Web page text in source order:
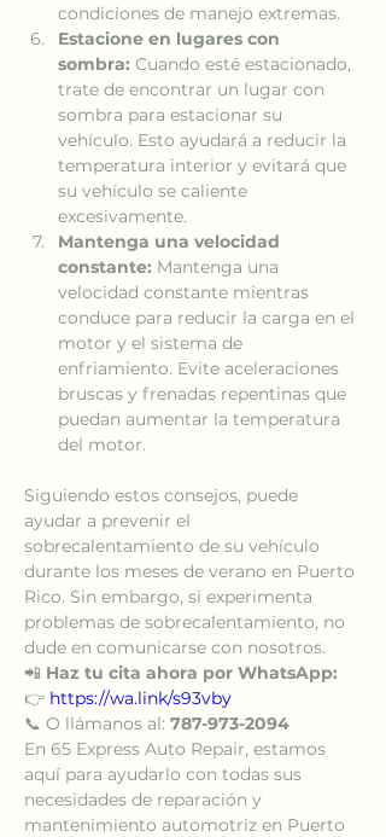
condiciones de manejo extremas.
Estacione en lugares con
sombra: Cuando esté estacionado,
trate de encontrar un lugar con
sombra para estacionar su
vehículo. Esto ayudará a reducir la
temperatura interior y evitará que
su vehículo se caliente
excesivamente.
Mantenga una velocidad
constante: Mantenga una
velocidad constante mientras
conduce para reducir la carga en el
motor y el sistema de
enfriamiento. Evite aceleraciones
bruscas y frenadas repentinas que
puedan aumentar la temperatura
del motor.
Siguiendo estos consejos, puede
ayudar a prevenir el
sobrecalentamiento de su vehículo
durante los meses de verano en Puerto
Rico. Sin embargo, si experimenta
problemas de sobrecalentamiento, no
dude en comunicarse con nosotros.
📲 Haz tu cita ahora por WhatsApp:
👉 https://wa.link/s93vby
📞 O llámanos al: 787-973-2094
En 65 Express Auto Repair, estamos
aquí para ayudarlo con todas sus
necesidades de reparación y
mantenimiento automotriz en Puerto